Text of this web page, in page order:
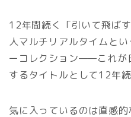
12年間続く「引いて飛ば
人マルチリアルタイムと
ーコレクション——これが
するタイトルとして12年
気に入っているのは直感